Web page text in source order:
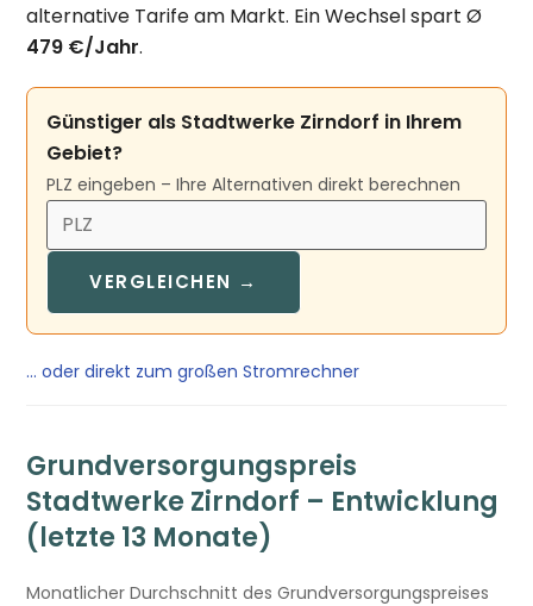
alternative Tarife am Markt. Ein Wechsel spart Ø
479 €/Jahr.
Günstiger als Stadtwerke Zirndorf in Ihrem
Gebiet?
PLZ eingeben – Ihre Alternativen direkt berechnen
VERGLEICHEN →
… oder direkt zum großen Stromrechner
Grundversorgungspreis
Stadtwerke Zirndorf – Entwicklung
(letzte 13 Monate)
Monatlicher Durchschnitt des Grundversorgungspreises